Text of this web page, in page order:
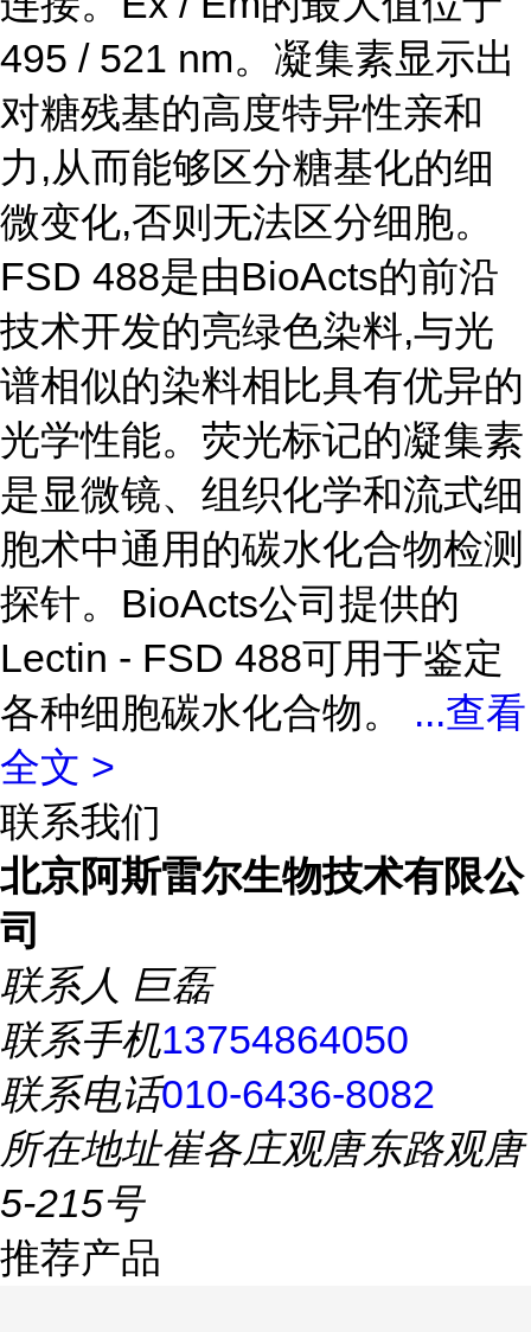
495 / 521 nm。凝集素显示出
对糖残基的高度特异性亲和
力,从而能够区分糖基化的细
微变化,否则无法区分细胞。
FSD 488是由BioActs的前沿
技术开发的亮绿色染料,与光
谱相似的染料相比具有优异的
光学性能。荧光标记的凝集素
是显微镜、组织化学和流式细
胞术中通用的碳水化合物检测
探针。BioActs公司提供的
Lectin - FSD 488可用于鉴定
各种细胞碳水化合物。 ...查看
全文 >
联系我们
北京阿斯雷尔生物技术有限公
司
联系人 巨磊
联系手机13754864050
联系电话010-6436-8082
所在地址崔各庄观唐东路观唐
5-215号
推荐产品